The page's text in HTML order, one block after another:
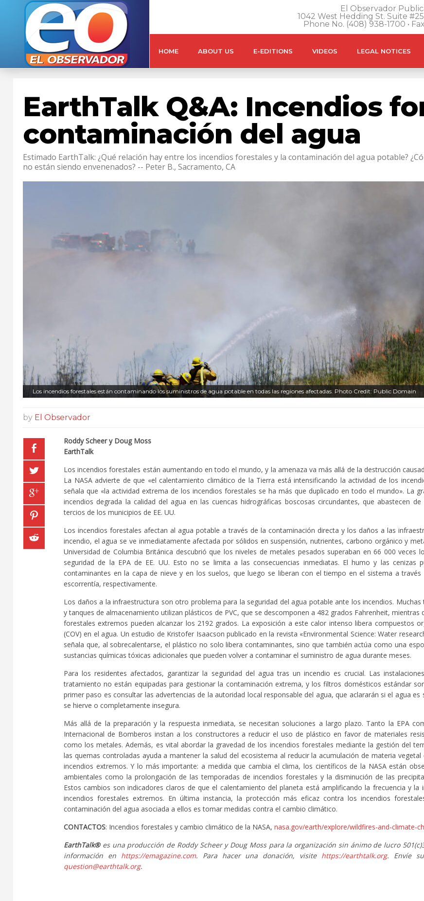
El Observador
1042 West Hedding St. Suite
Phone No. (408) 938-1700 •
HOME ABOUT US E-EDITIONS VIDEOS LEGAL NOTICES
EarthTalk Q&A: Incendios
contaminación del agua
Estimado EarthTalk: ¿Qué relación hay entre los incendios forestales y la contaminación del agua potable?
no están siendo envenenados? -- Peter B., Sacramento, CA
Los incendios forestales están contaminando los suministros de agua potable en todas las regiones afectadas. Photo Credit: Public Domain
by El Observador
Roddy Scheer y Doug Moss
EarthTalk
Los incendios forestales están aumentando en todo el mundo, y la amenaza va más allá de la destrucción
La NASA advierte de que «el calentamiento climático de la Tierra está intensificando la actividad de los
señala que «la actividad extrema de los incendios forestales se ha más que duplicado en todo el mundo». La
incendios degrada la calidad del agua en las cuencas hidrográficas boscosas circundantes, que abastecen
tercios de los municipios de EE. UU.
Los incendios forestales afectan al agua potable a través de la contaminación directa y los daños a las
incendio, el agua se ve inmediatamente afectada por sólidos en suspensión, nutrientes, carbono orgánico y
Universidad de Columbia Británica descubrió que los niveles de metales pesados superaban en 66 000 veces
seguridad de la EPA de EE. UU. Esto no se limita a las consecuencias inmediatas. El humo y las cenizas
contaminantes en la capa de nieve y en los suelos, que luego se liberan con el tiempo en el sistema a través
escorrentía, respectivamente.
Los daños a la infraestructura son otro problema para la seguridad del agua potable ante los incendios. Muchas
y tanques de almacenamiento utilizan plásticos de PVC, que se descomponen a 482 grados Fahrenheit, mientras
forestales extremos pueden alcanzar los 2192 grados. La exposición a este calor intenso libera compuestos
(COV) en el agua. Un estudio de Kristofer Isaacson publicado en la revista «Environmental Science: Water
señala que, al sobrecalentarse, el plástico no solo libera contaminantes, sino que también actúa como una
sustancias químicas tóxicas adicionales que pueden volver a contaminar el suministro de agua durante meses.
Para los residentes afectados, garantizar la seguridad del agua tras un incendio es crucial. Las
tratamiento no están equipadas para gestionar la contaminación extrema, y los filtros domésticos estándar
primer paso es consultar las advertencias de la autoridad local responsable del agua, que aclararán si el agua es
se hierve o completamente insegura.
Más allá de la preparación y la respuesta inmediata, se necesitan soluciones a largo plazo. Tanto la EPA
Internacional de Bomberos instan a los constructores a reducir el uso de plástico en favor de materiales
como los metales. Además, es vital abordar la gravedad de los incendios forestales mediante la gestión del
las quemas controladas ayuda a mantener la salud del ecosistema al reducir la acumulación de materia vegetal
incendios extremos. Y lo más importante: a medida que cambia el clima, los científicos de la NASA están
ambientales como la prolongación de las temporadas de incendios forestales y la disminución de las
Estos cambios son indicadores claros de que el calentamiento del planeta está amplificando la frecuencia y la
incendios forestales extremos. En última instancia, la protección más eficaz contra los incendios
contaminación del agua asociada a ellos es tomar medidas contra el cambio climático.
CONTACTOS: Incendios forestales y cambio climático de la NASA, nasa.gov/earth/explore/wildfires-and-climate-
EarthTalk®es una producción de Roddy Scheer y Doug Moss para la organización sin ánimo de lucro
información enhttps://emagazine.com. Para hacer una donación, visite https://earthtalk.org. Envíe
question@earthtalk.org.